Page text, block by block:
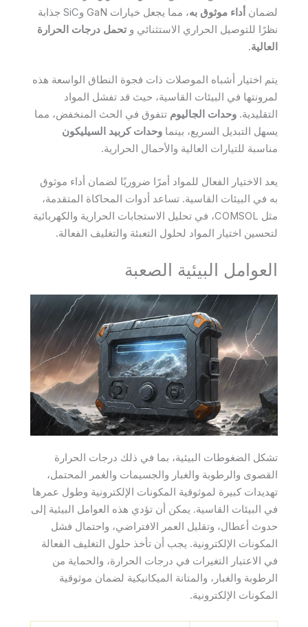
لضمان أداء موثوق به
، مما يجعل خيارات GaN وSiC جذابة
نظرًا للتوصيل الحراري الاستثنائي وتحمل درجات الحرارة
العالية.
يتم اختيار أشباه الموصلات ذات فجوة النطاق الواسعة هذه
لمرونتها في البيئات القاسية، حيث قد تفشل المواد
التقليدية. وحدات الجاليوم تتفوق في الحث المنخفض، مما
يسهل التبديل السريع، بينما وحدات كربيد السيليكون
مناسبة للتيارات العالية والأحمال الحرارية.
يعد الاختيار الفعال للمواد أمرًا ضروريًا لضمان أداء موثوق
به في البيئات القاسية. تساعد أدوات المحاكاة المتقدمة،
مثل COMSOL، في تحليل الاستجابات الحرارية والكهربائية
لتحسين اختيار المواد لحلول التعبئة والتغليف الفعالة.
العوامل البيئية الصعبة
تشكل الضغوطات البيئية، بما في ذلك درجات الحرارة
القصوى والرطوبة والغبار والجسيمات والغمر المحتمل،
تهديدات كبيرة لموثوقية المكونات الإلكترونية وطول عمرها
في البيئات القاسية. يمكن أن تؤدي هذه العوامل البيئية إلى
حدوث أعطال، وتقليل العمر الافتراضي، واحتمال فشل
المكونات الإلكترونية. يجب أن تأخذ حلول التغليف الفعالة
في الاعتبار التغيرات في درجات الحرارة، والحماية من
الرطوبة والغبار، والمتانة الميكانيكية لضمان موثوقية
المكونات الإلكترونية.